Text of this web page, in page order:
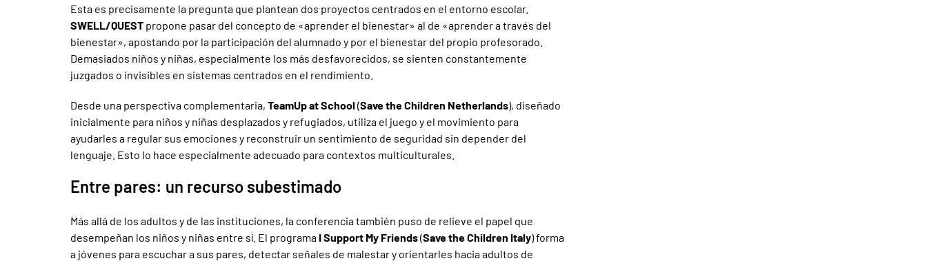
Esta es precisamente la pregunta que plantean dos proyectos centrados en el entorno escolar.
SWELL/QUESTpropone pasar del concepto de «aprender el bienestar» al de «aprender a través del
bienestar», apostando por la participación del alumnado y por el bienestar del propio profesorado.
Demasiados niños y niñas, especialmente los más desfavorecidos, se sienten constantemente
juzgados o invisibles en sistemas centrados en el rendimiento.
Desde una perspectiva complementaria, TeamUp at School(Save the Children Netherlands), diseñado
inicialmente para niños y niñas desplazados y refugiados, utiliza el juego y el movimiento para
ayudarles a regular sus emociones y reconstruir un sentimiento de seguridad sin depender del
lenguaje. Esto lo hace especialmente adecuado para contextos multiculturales.
Entre pares: un recurso subestimado
Más allá de los adultos y de las instituciones, la conferencia también puso de relieve el papel que
desempeñan los niños y niñas entre sí. El programa I Support My Friends(Save the Children Italy) forma
a jóvenes para escuchar a sus pares, detectar señales de malestar y orientarles hacia adultos de